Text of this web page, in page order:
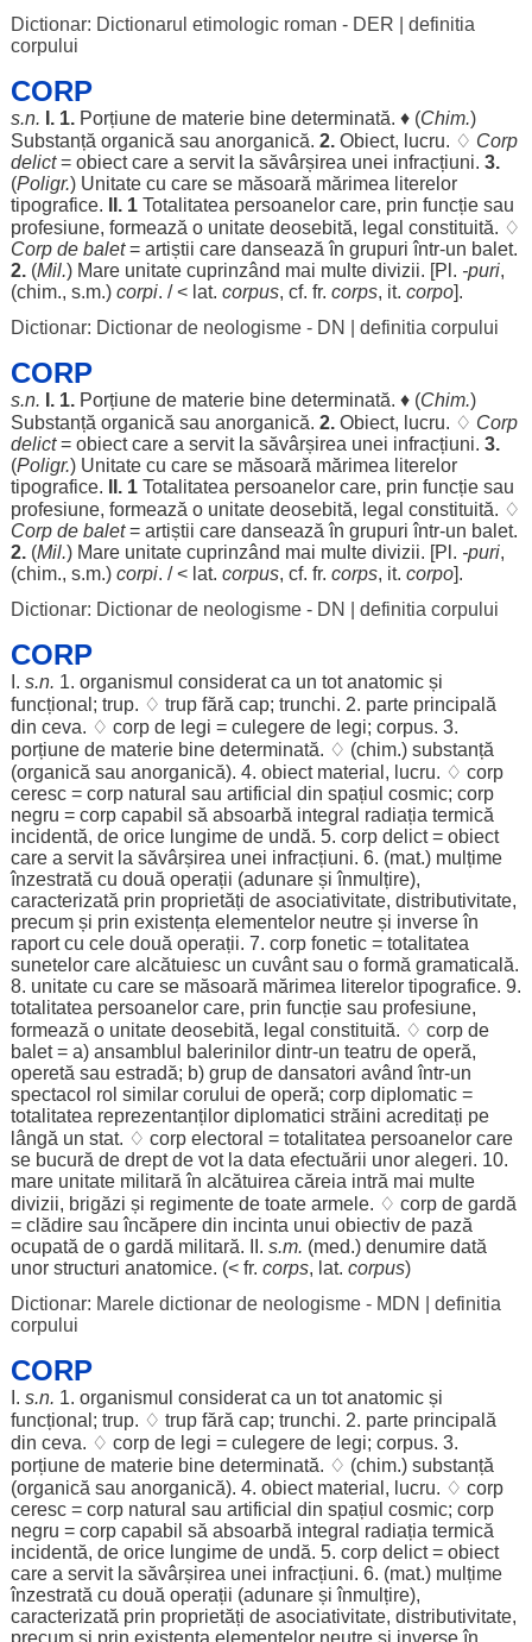
Dictionar: Dictionarul etimologic roman - DER
definitia
corpului
CORP
s.n. I. 1. Porțiunede materie bine determinată. ♦ (Chim.)
Substanță organică sau anorganică. 2. Obiect, lucru. ♢ Corp
delict= obiectcare a servitla săvârșirea unei infracțiuni. 3.
(Poligr.) Unitatecu care se măsoară mărimea literelor
tipografice. II. 1 Totalitatea persoanelorcare, prin funcțiesau
profesiune, formează o unitate deosebită, legal constituită. ♢
Corpde balet= artiștii care dansează în grupuri într-un balet.
2.(Mil.) Mare unitate cuprinzând mai multe divizii. [Pl. -puri,
(chim., s.m.) corpi. / < lat. corpus, cf. fr. corps, it. corpo].
Dictionar: Dictionar de neologisme - DN
definitia corpului
CORP
s.n. I. 1. Porțiunede materie bine determinată. ♦ (Chim.)
Substanță organică sau anorganică. 2. Obiect, lucru. ♢ Corp
delict= obiectcare a servitla săvârșirea unei infracțiuni. 3.
(Poligr.) Unitatecu care se măsoară mărimea literelor
tipografice. II. 1 Totalitatea persoanelorcare, prin funcțiesau
profesiune, formează o unitate deosebită, legal constituită. ♢
Corpde balet= artiștii care dansează în grupuri într-un balet.
2.(Mil.) Mare unitate cuprinzând mai multe divizii. [Pl. -puri,
(chim., s.m.) corpi. / < lat. corpus, cf. fr. corps, it. corpo].
Dictionar: Dictionar de neologisme - DN
definitia corpului
CORP
I. s.n. 1. organismul consideratca un totanatomicși
funcțional ; trup. ♢ trup fără cap; trunchi. 2. parte principală
din ceva. ♢ corpde legi = culegerede legi; corpus. 3.
porțiunede materie bine determinată. ♢ (chim.) substanță
(organică sau anorganică). 4. obiect material , lucru. ♢ corp
ceresc= corp natural sau artificial din spațiul cosmic; corp
negru = corp capabil să absoarbă integral radiația termică
incidentă, de orice lungimede undă. 5. corp delict= obiect
care a servitla săvârșirea unei infracțiuni. 6. (mat.) mulțime
înzestrată cu două operații (adunareșiînmulțire),
caracterizată prin proprietăți de asociativitate, distributivitate,
precumși prin existența elementelor neutreși inverseîn
raportcu cele două operații. 7. corp fonetic= totalitatea
sunetelorcare alcătuiescun cuvântsau o formă gramaticală.
8. unitatecu care se măsoară mărimea literelor tipografice. 9.
totalitatea persoanelorcare, prin funcțiesau profesiune,
formează o unitate deosebită, legal constituită. ♢ corpde
balet= a) ansamblul balerinilordintr-un teatru de operă,
operetă sau estradă; b) grupde dansatori având într-un
spectacol rol similar corului de operă; corp diplomatic=
totalitatea reprezentanților diplomatici străini acreditați pe
lângă un stat. ♢ corp electoral = totalitatea persoanelorcare
se bucură de dreptde votla data efectuării unor alegeri. 10.
mare unitate militară în alcătuirea căreia intră mai multe
divizii, brigăzi și regimentede toate armele. ♢ corpde gardă
= clădiresauîncăperedin incinta unui obiectivde pază
ocupată de o gardă militară. II. s.m. (med.) denumiredată
unor structuri anatomice. (< fr. corps, lat. corpus)
Dictionar: Marele dictionar de neologisme - MDN
definitia
corpului
CORP
I. s.n. 1. organismul consideratca un totanatomicși
funcțional ; trup. ♢ trup fără cap; trunchi. 2. parte principală
din ceva. ♢ corpde legi = culegerede legi; corpus. 3.
porțiunede materie bine determinată. ♢ (chim.) substanță
(organică sau anorganică). 4. obiect material , lucru. ♢ corp
ceresc= corp natural sau artificial din spațiul cosmic; corp
negru = corp capabil să absoarbă integral radiația termică
incidentă, de orice lungimede undă. 5. corp delict= obiect
care a servitla săvârșirea unei infracțiuni. 6. (mat.) mulțime
înzestrată cu două operații (adunareșiînmulțire),
caracterizată prin proprietăți de asociativitate, distributivitate,
precumși prin existența elementelor neutreși inverseîn